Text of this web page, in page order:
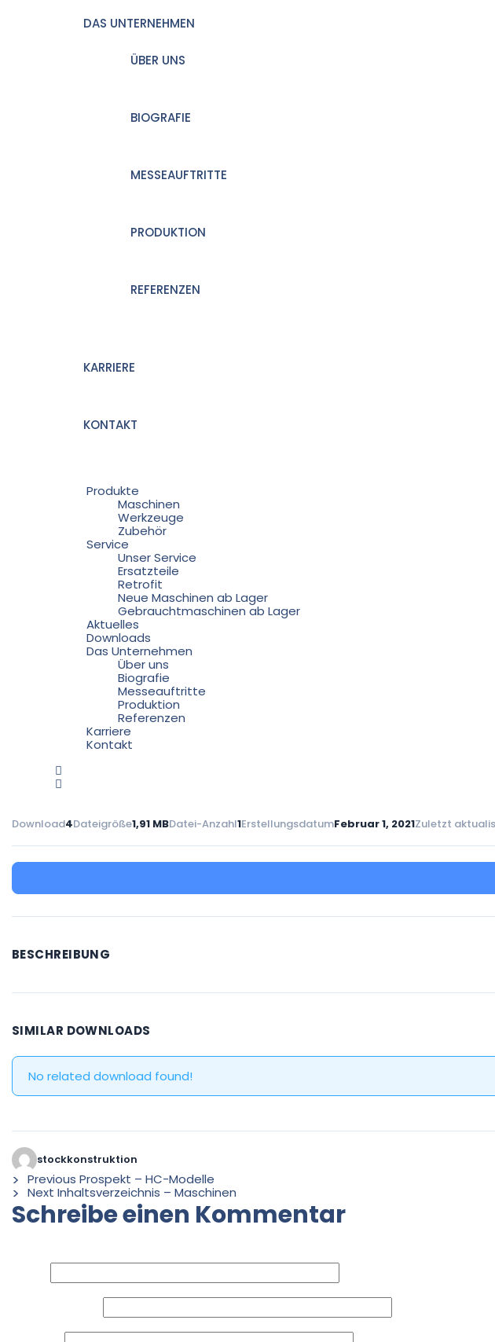
DAS UNTERNEHMEN
ÜBER UNS
BIOGRAFIE
MESSEAUFTRITTE
PRODUKTION
REFERENZEN
KARRIERE
KONTAKT
Produkte
Maschinen
Werkzeuge
Zubehör
Service
Unser Service
Ersatzteile
Retrofit
Neue Maschinen ab Lager
Gebrauchtmaschinen ab Lager
Aktuelles
Downloads
Das Unternehmen
Über uns
Biografie
Messeauftritte
Produktion
Referenzen
Karriere
Kontakt
Download4Dateigröße1,91 MBDatei-Anzahl1ErstellungsdatumFebruar 1, 2021Zuletzt
BESCHREIBUNG
SIMILAR DOWNLOADS
No related download found!
stockkonstruktion
Previous Prospekt – HC-Modelle
Next Inhaltsverzeichnis – Maschinen
Schreibe einen Kommentar